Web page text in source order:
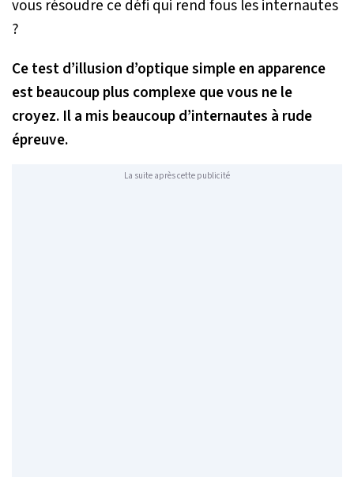
Ce test d’illusion d’optique simple en apparence
est beaucoup plus complexe que vous ne le
croyez. Il a mis beaucoup d’internautes à rude
épreuve.
La suite après cette publicité